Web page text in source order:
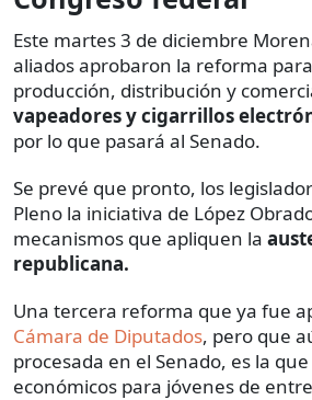
Este martes 3 de diciembre
aliados aprobaron la reforma
producción, distribución y
vapeadores y cigarrillos
por lo que pasará al Senado.
Se prevé que pronto, los
Pleno la iniciativa de López
mecanismos que apliquen la
republicana.
Una tercera reforma que ya fue
Cámara de Diputados, pero que
procesada en el Senado, es la
económicos para jóvenes de